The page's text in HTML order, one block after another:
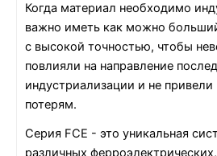
Когда материал необходимо
важно иметь как можно
с высокой точностью, чтобы
повлияли на направление
индустриализации и не
потерям.
Серия FCE - это уникальная